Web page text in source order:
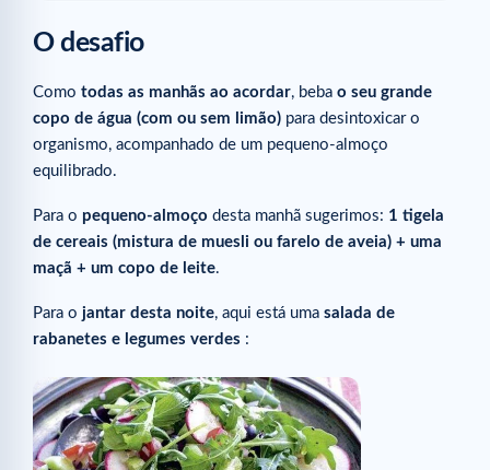
O desafio
Como todas as manhãs ao acordar, beba o seu grande
copo de água (com ou sem limão) para desintoxicar o
organismo, acompanhado de um pequeno-almoço
equilibrado.
Para o pequeno-almoço desta manhã sugerimos: 1 tigela
de cereais (mistura de muesli ou farelo de aveia) + uma
maçã + um copo de leite.
Para o jantar desta noite, aqui está uma salada de
rabanetes e legumes verdes :